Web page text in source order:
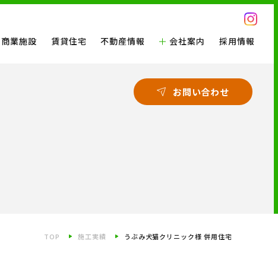
お問い合わせ
商業施設 賃貸住宅 不動産情報 会社案内 採用情報
TOP 施工実績 うぶみ犬猫クリニック様 併用住宅